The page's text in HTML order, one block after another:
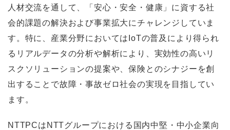
人材交流を通して、「安心・安全・健康」に資する社
会的課題の解決および事業拡大にチャレンジしていま
す。特に、産業分野においてはIoTの普及により得られ
るリアルデータの分析や解析により、実効性の高いリ
スクソリューションの提案や、保険とのシナジーを創
出することで故障・事故ゼロ社会の実現を目指してい
ます。
NTTPCはNTTグループにおける国内中堅・中小企業向